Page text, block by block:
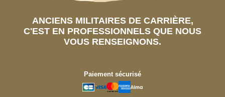
ANCIENS MILITAIRES DE CARRIÈRE,
C'EST EN PROFESSIONNELS QUE NOUS
VOUS RENSEIGNONS.
Paiement sécurisé